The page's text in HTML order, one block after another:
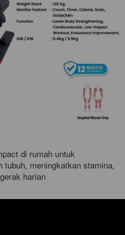
di rumah untuk
tubuh, meningkatkan stamina,
harian